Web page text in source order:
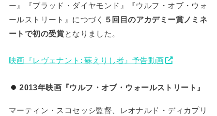
ー』『ブラッド・ダイヤモンド』『ウルフ・オブ・ウォ
ールストリート』につづく
５回目のアカデミー賞ノミネ
ートで初の受賞となりました。
映画『レヴェナント: 蘇えりし者』予告動画
2013年映画『ウルフ・オブ・ウォールストリート』
マーティン・スコセッシ監督、レオナルド・ディカプリ